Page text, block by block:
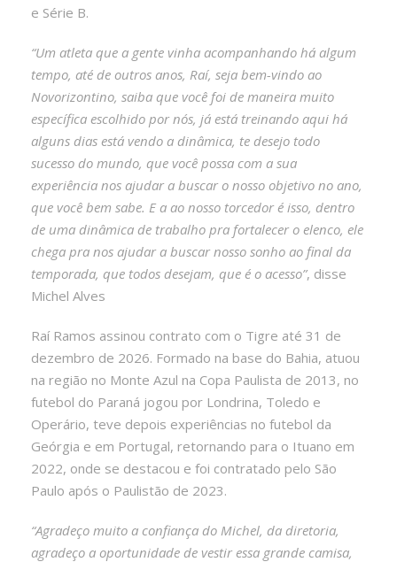
e Série B.
“Um atleta que a gente vinha acompanhando há algum
tempo, até de outros anos, Raí, seja bem-vindo ao
Novorizontino, saiba que você foi de maneira muito
específica escolhido por nós, já está treinando aqui há
alguns dias está vendo a dinâmica, te desejo todo
sucesso do mundo, que você possa com a sua
experiência nos ajudar a buscar o nosso objetivo no ano,
que você bem sabe. E a ao nosso torcedor é isso, dentro
de uma dinâmica de trabalho pra fortalecer o elenco, ele
chega pra nos ajudar a buscar nosso sonho ao final da
temporada, que todos desejam, que é o acesso”, disse
Michel Alves
Raí Ramos assinou contrato com o Tigre até 31 de
dezembro de 2026. Formado na base do Bahia, atuou
na região no Monte Azul na Copa Paulista de 2013, no
futebol do Paraná jogou por Londrina, Toledo e
Operário, teve depois experiências no futebol da
Geórgia e em Portugal, retornando para o Ituano em
2022, onde se destacou e foi contratado pelo São
Paulo após o Paulistão de 2023.
“Agradeço muito a confiança do Michel, da diretoria,
agradeço a oportunidade de vestir essa grande camisa,